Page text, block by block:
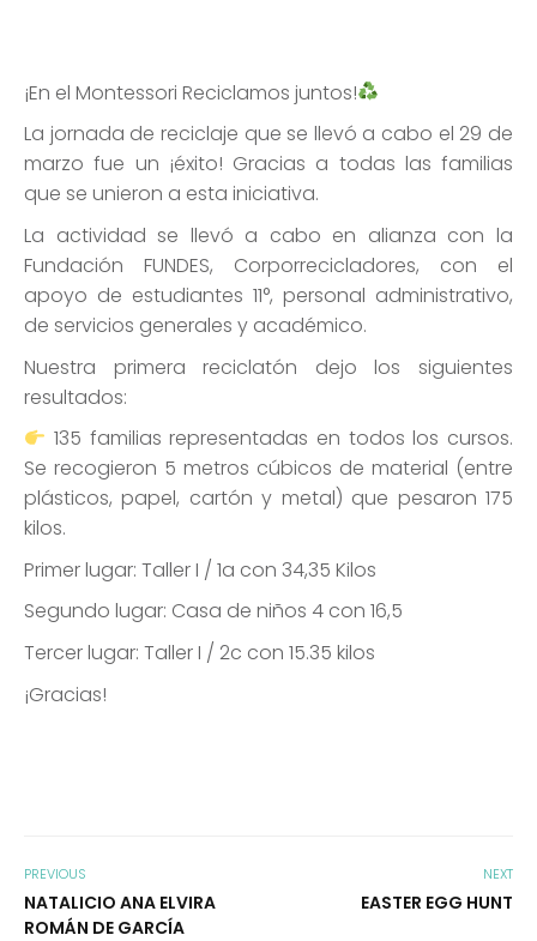
¡En el Montessori Reciclamos juntos!
La jornada de reciclaje que se llevó a cabo el 29 de
marzo fue un ¡éxito! Gracias a todas las familias
que se unieron a esta iniciativa.
La actividad se llevó a cabo en alianza con la
Fundación FUNDES, Corporrecicladores, con el
apoyo de estudiantes 11°, personal administrativo,
de servicios generales y académico.
Nuestra primera reciclatón dejo los siguientes
resultados:
135 familias representadas en todos los cursos.
Se recogieron 5 metros cúbicos de material (entre
plásticos, papel, cartón y metal) que pesaron 175
kilos.
Primer lugar: Taller I / 1a con 34,35 Kilos
Segundo lugar: Casa de niños 4 con 16,5
Tercer lugar: Taller I / 2c con 15.35 kilos
¡Gracias!
PREVIOUS
NATALICIO ANA ELVIRA
ROMÁN DE GARCÍA
NEXT
EASTER EGG HUNT